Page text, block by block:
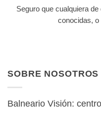
Seguro que cualquiera
conocidas, o
SOBRE NOSOTROS
Balneario Visión: